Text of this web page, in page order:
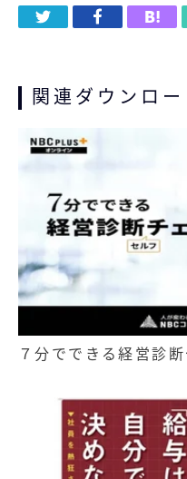
関連ダウンロ
７分でできる経営診